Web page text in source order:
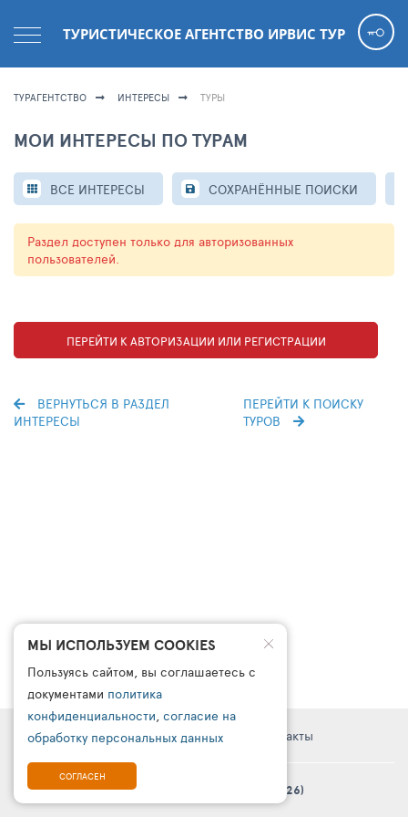
ТУРИСТИЧЕСКОЕ АГЕНТСТВО ИРВИС ТУР
ТУРАГЕНТСТВО ИНТЕРЕСЫ ТУРЫ
МОИ ИНТЕРЕСЫ ПО ТУРАМ
ВСЕ ИНТЕРЕСЫ СОХРАНЁННЫЕ ПОИСКИ
Раздел доступен только для авторизованных
пользователей.
ПЕРЕЙТИ К АВТОРИЗАЦИИ ИЛИ РЕГИСТРАЦИИ
ВЕРНУТЬСЯ В РАЗДЕЛ
ИНТЕРЕСЫ
ПЕРЕЙТИ К ПОИСКУ
ТУРОВ
Правовая информация Поддержка Контакты
© Платформа «ТурСайт Про» в.5.2.0 (2003 - 2026)
МЫ ИСПОЛЬЗУЕМ COOKIES
Пользуясь сайтом, вы соглашаетесь с
документами политика
конфиденциальности, согласие на
обработку персональных данных
СОГЛАСЕН